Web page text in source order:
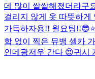
데 많이 쌀쌀해졌더라구
걸리지 않게 옷 따뜻하게
가득하자용!! 월요팅!!😎⭐️
함 없이 찍은 뮤뱅 셀카
인데 광저우 간다 😍귀시